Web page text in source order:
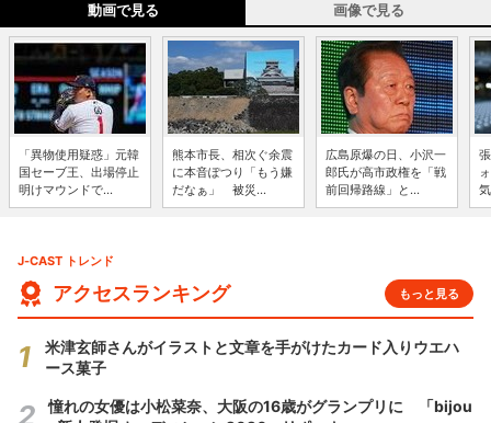
動画で見る 画像で見る
「異物使用疑惑」元韓
国セーブ王、出場停止
明けマウンドで...
熊本市長、相次ぐ余震
に本音ぽつり「もう嫌
だなぁ」 被災...
広島原爆の日、小沢一
郎氏が高市政権を「戦
前回帰路線」と...
J-CAST トレンド
アクセスランキング もっと見る
米津玄師さんがイラストと文章を手がけたカード入りウエハ
ース菓子
憧れの女優は小松菜奈、大阪の16歳がグランプリに 「bijou